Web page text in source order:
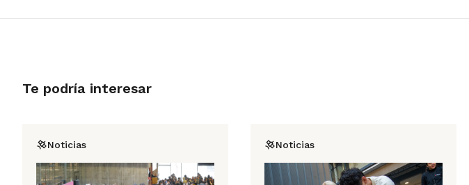
Te podría interesar
Noticias Noticias